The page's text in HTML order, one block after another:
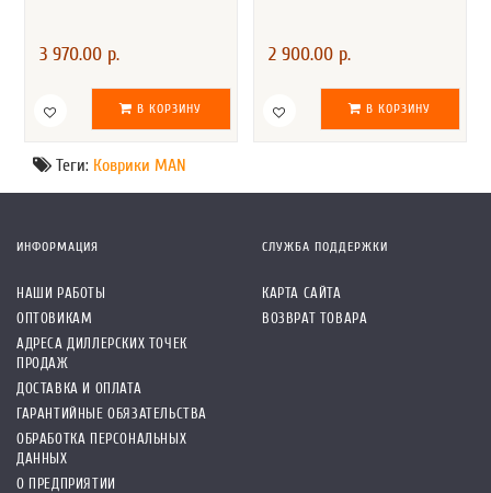
3 970.00 р.
В КОРЗИНУ
2 900.00 р.
В КОРЗИНУ
Теги: Коврики MAN
ИНФОРМАЦИЯ
НАШИ РАБОТЫ
ОПТОВИКАМ
АДРЕСА ДИЛЛЕРСКИХ ТОЧЕК
ПРОДАЖ
ДОСТАВКА И ОПЛАТА
ГАРАНТИЙНЫЕ ОБЯЗАТЕЛЬСТВА
ОБРАБОТКА ПЕРСОНАЛЬНЫХ
ДАННЫХ
О ПРЕДПРИЯТИИ
СЛУЖБА ПОДДЕРЖКИ
КАРТА САЙТА
ВОЗВРАТ ТОВАРА